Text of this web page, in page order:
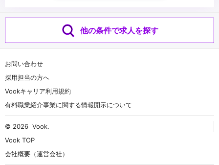
他の条件で求人を探す
お問い合わせ
採用担当の方へ
Vookキャリア利用規約
有料職業紹介事業に関する情報開示について
© 2026 Vook.
Vook TOP
会社概要（運営会社）